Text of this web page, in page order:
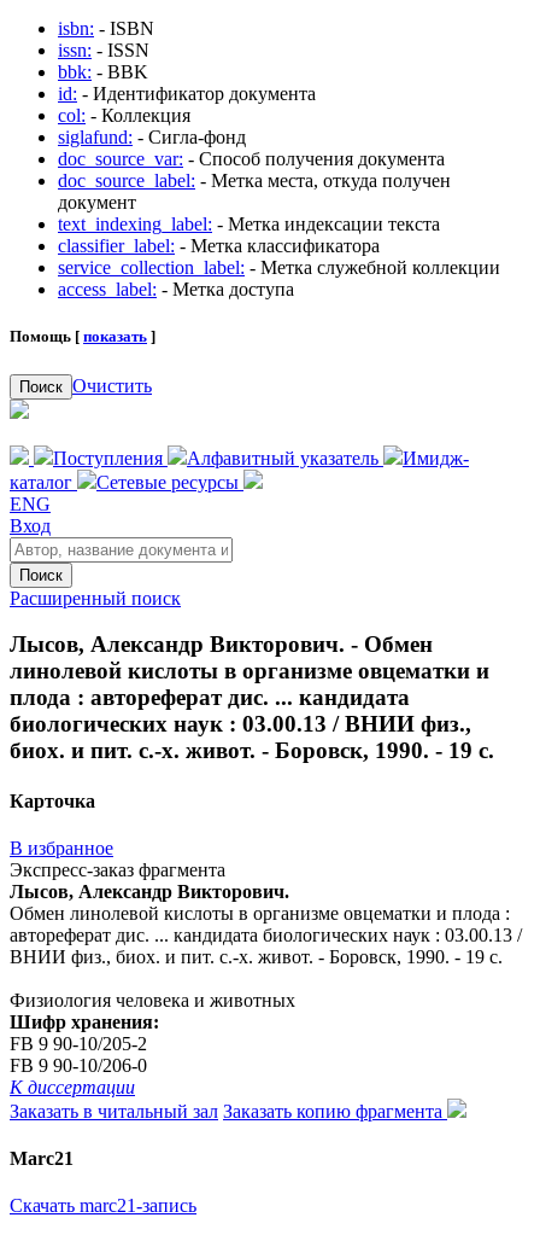
isbn: - ISBN
issn: - ISSN
bbk: - BBK
id: - Идентификатор документа
col: - Коллекция
siglafund: - Сигла-фонд
doc_source_var: - Способ получения документа
doc_source_label: - Метка места, откуда получен
документ
text_indexing_label: - Метка индексации текста
classifier_label: - Метка классификатора
service_collection_label: - Метка служебной коллекции
access_label: - Метка доступа
Помощь [ показать ]
Поиск Очистить
Поступления Алфавитный указатель
Имидж-
каталог
Сетевые ресурсы
ENG
Вход
Поиск
Расширенный поиск
Лысов, Александр Викторович. - Обмен
линолевой кислоты в организме овцематки и
плода : автореферат дис. ... кандидата
биологических наук : 03.00.13 / ВНИИ физ.,
биох. и пит. с.-х. живот. - Боровск, 1990. - 19 с.
Карточка
В избранное
Экспресс-заказ фрагмента
Лысов, Александр Викторович.
Обмен линолевой кислоты в организме овцематки и плода :
автореферат дис. ... кандидата биологических наук : 03.00.13 /
ВНИИ физ., биох. и пит. с.-х. живот. - Боровск, 1990. - 19 с.
Физиология человека и животных
Шифр хранения:
FB 9 90-10/205-2
FB 9 90-10/206-0
К диссертации
Заказать в читальный зал Заказать копию фрагмента
Marc21
Скачать marc21-запись